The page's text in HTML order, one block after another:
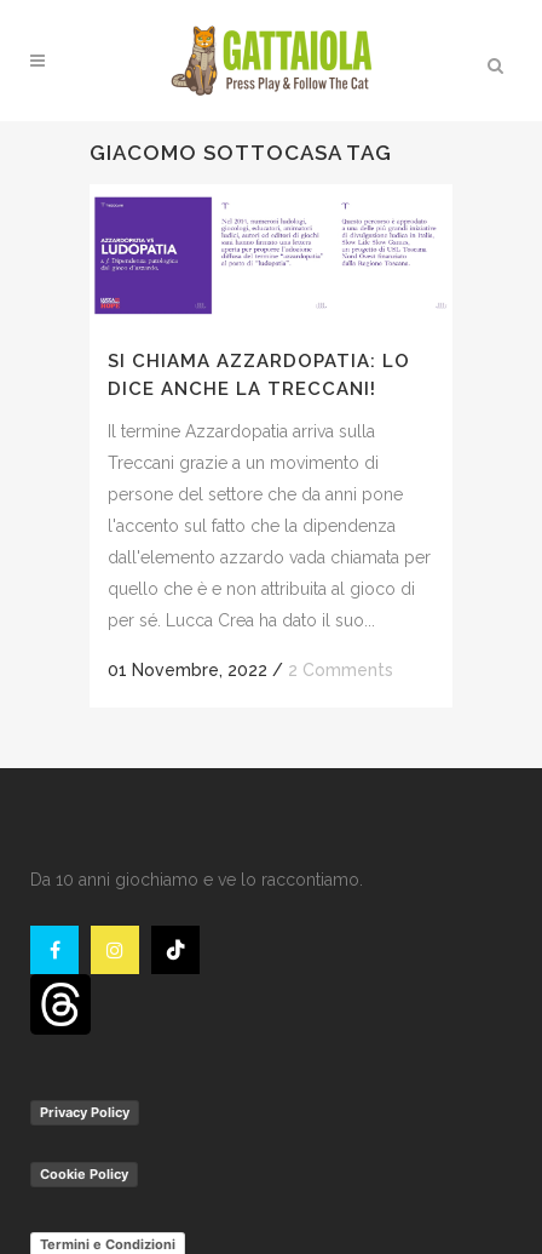
GIACOMO SOTTOCASA TAG
SI CHIAMA AZZARDOPATIA: LO
DICE ANCHE LA TRECCANI!
Il termine Azzardopatia arriva sulla
Treccani grazie a un movimento di
persone del settore che da anni pone
l'accento sul fatto che la dipendenza
dall'elemento azzardo vada chiamata per
quello che è e non attribuita al gioco di
per sé. Lucca Crea ha dato il suo...
01 Novembre, 2022 / 2 Comments
Da 10 anni giochiamo e ve lo raccontiamo.
Privacy Policy
Cookie Policy
Termini e Condizioni